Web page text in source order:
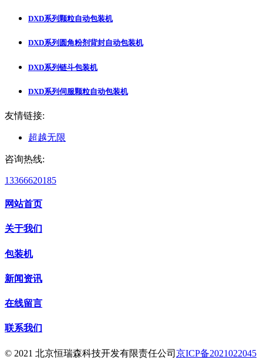
DXD系列颗粒自动包装机
DXD系列圆角粉剂背封自动包装机
DXD系列链斗包装机
DXD系列伺服颗粒自动包装机
友情链接:
超越无限
咨询热线:
13366620185
网站首页
关于我们
包装机
新闻资讯
在线留言
联系我们
© 2021 北京恒瑞森科技开发有限责任公司 京ICP备2021022045